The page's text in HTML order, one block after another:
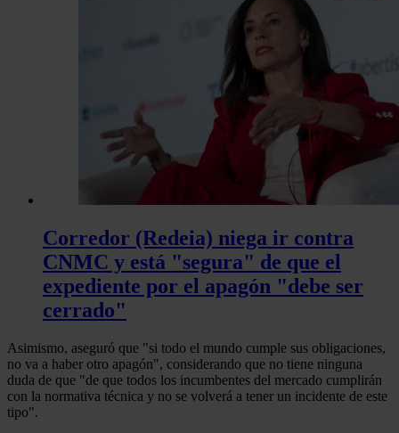
Corredor (Redeia) niega ir contra
CNMC y está "segura" de que el
expediente por el apagón "debe ser
cerrado"
Asimismo, aseguró que "si todo el mundo cumple sus obligaciones,
no va a haber otro apagón", considerando que no tiene ninguna
duda de que "de que todos los incumbentes del mercado cumplirán
con la normativa técnica y no se volverá a tener un incidente de este
tipo".